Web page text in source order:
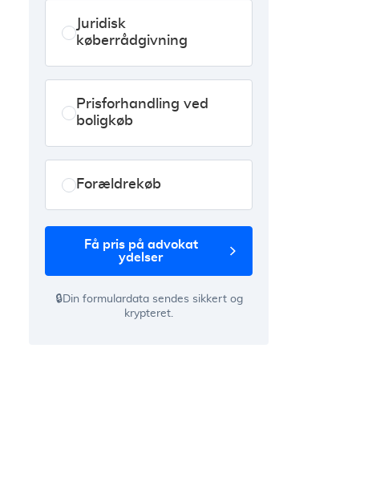
Juridisk
køberrådgivning
Prisforhandling ved
boligkøb
Forældrekøb
få pris på advokat
ydelser
🔒Din formulardata sendes sikkert og
krypteret.